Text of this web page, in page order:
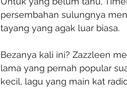
persembahan sulungnya
tayang yang agak luar biasa.
Bezanya kali ini? Zazzleen
lama yang pernah popular
kecil, lagu yang main kat